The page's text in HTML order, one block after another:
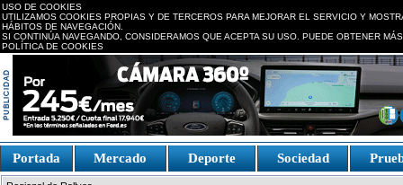
USO DE COOKIES
UTILIZAMOS COOKIES PROPIAS Y DE TERCEROS PARA MEJORAR EL SERVICIO Y
HÁBITOS DE NAVEGACIÓN.
SI CONTINÚA NAVEGANDO, CONSIDERAMOS QUE ACEPTA SU USO. PUEDE OBTENER
POLÍTICA DE COOKIES
replica watches canada
Portada Mercado Deporte Sociedad
Fake Watches
replica-